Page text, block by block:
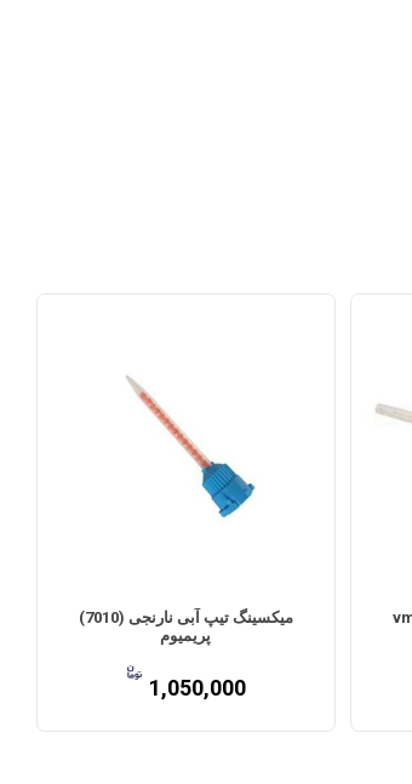
میکسینگ تیپ آبی نارنجی (7010)
پریمیوم
1,050,000